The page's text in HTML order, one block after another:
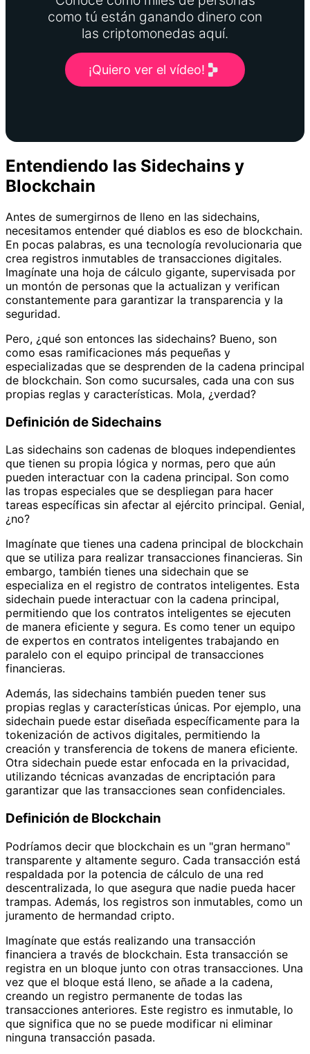
como tú están ganando dinero con
las criptomonedas aquí.
¡Quiero ver el vídeo!
Entendiendo las Sidechains y
Blockchain
Antes de sumergirnos de lleno en las sidechains,
necesitamos entender qué diablos es eso de blockchain.
En pocas palabras, es una tecnología revolucionaria que
crea registros inmutables de transacciones digitales.
Imagínate una hoja de cálculo gigante, supervisada por
un montón de personas que la actualizan y verifican
constantemente para garantizar la transparencia y la
seguridad.
Pero, ¿qué son entonces las sidechains? Bueno, son
como esas ramificaciones más pequeñas y
especializadas que se desprenden de la cadena principal
de blockchain. Son como sucursales, cada una con sus
propias reglas y características. Mola, ¿verdad?
Definición de Sidechains
Las sidechains son cadenas de bloques independientes
que tienen su propia lógica y normas, pero que aún
pueden interactuar con la cadena principal. Son como
las tropas especiales que se despliegan para hacer
tareas específicas sin afectar al ejército principal. Genial,
¿no?
Imagínate que tienes una cadena principal de blockchain
que se utiliza para realizar transacciones financieras. Sin
embargo, también tienes una sidechain que se
especializa en el registro de contratos inteligentes. Esta
sidechain puede interactuar con la cadena principal,
permitiendo que los contratos inteligentes se ejecuten
de manera eficiente y segura. Es como tener un equipo
de expertos en contratos inteligentes trabajando en
paralelo con el equipo principal de transacciones
financieras.
Además, las sidechains también pueden tener sus
propias reglas y características únicas. Por ejemplo, una
sidechain puede estar diseñada específicamente para la
tokenización de activos digitales, permitiendo la
creación y transferencia de tokens de manera eficiente.
Otra sidechain puede estar enfocada en la privacidad,
utilizando técnicas avanzadas de encriptación para
garantizar que las transacciones sean confidenciales.
Definición de Blockchain
Podríamos decir que blockchain es un "gran hermano"
transparente y altamente seguro. Cada transacción está
respaldada por la potencia de cálculo de una red
descentralizada, lo que asegura que nadie pueda hacer
trampas. Además, los registros son inmutables, como un
juramento de hermandad cripto.
Imagínate que estás realizando una transacción
financiera a través de blockchain. Esta transacción se
registra en un bloque junto con otras transacciones. Una
vez que el bloque está lleno, se añade a la cadena,
creando un registro permanente de todas las
transacciones anteriores. Este registro es inmutable, lo
que significa que no se puede modificar ni eliminar
ninguna transacción pasada.